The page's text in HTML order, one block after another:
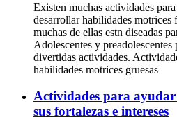
Existen muchas actividades
desarrollar habilidades motrices
muchas de ellas estn diseadas
Adolescentes y preadolescentes
divertidas actividades.
habilidades motrices gruesas
Actividades para
sus fortalezas e intereses